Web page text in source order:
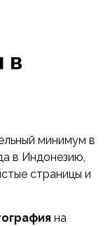
в
минимум в
в Индонезию,
страницы и
на